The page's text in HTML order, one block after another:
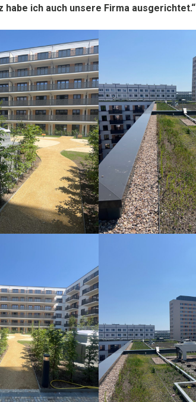
ich auch unsere Firma ausgerichtet.“